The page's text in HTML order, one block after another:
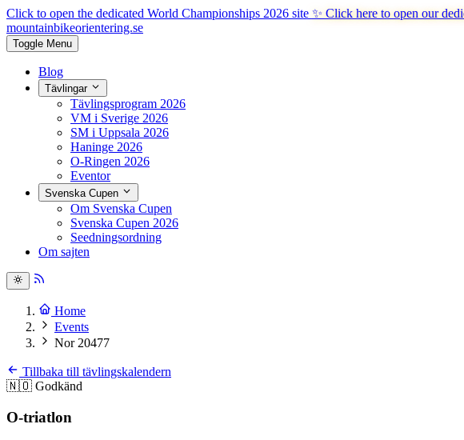
Click to open the dedicated World Championships 2026 site ✨ Click here to open our
mountainbikeorientering.se
Toggle Menu
Blog
Tävlingar
Tävlingsprogram 2026
VM i Sverige 2026
SM i Uppsala 2026
Haninge 2026
O-Ringen 2026
Eventor
Svenska Cupen
Om Svenska Cupen
Svenska Cupen 2026
Seedningsordning
Om sajten
Home
Events
Nor 20477
Tillbaka till tävlingskalendern
🇳🇴 Godkänd
O-triatlon